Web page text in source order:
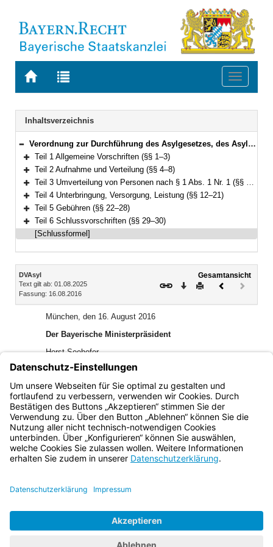
Zur
BAYERN.RECHT
Zur
letzten
Suche
Toggle
Navigation
Inhaltsverzeichnis
Bereich reduzieren
Verordnung zur Durchführung des Asylgesetzes, des Asylbewerberleistungsgesetzes, des Aufnahmegesetzes und des § 12a des Aufenthaltsgesetzes (Asyldurchführungsverordnung – DVAsyl) Vom 16. August 2016 (GVBl. S. 258) BayRS 26-5-1-I (§§ 1–30)
Bereich erweitern
Teil 1 Allgemeine Vorschriften (§§ 1–3)
Bereich erweitern
Teil 2 Aufnahme und Verteilung (§§ 4–8)
Bereich erweitern
Teil 3 Umverteilung von Personen nach § 1 Abs. 1 Nr. 1 (§§ 9–11)
Bereich erweitern
Teil 4 Unterbringung, Versorgung, Leistung (§§ 12–21)
Bereich erweitern
Teil 5 Gebühren (§§ 22–28)
Bereich erweitern
Teil 6 Schlussvorschriften (§§ 29–30)
[Schlussformel]
Inhalt
DVAsyl
Text gilt ab: 01.08.2025
Fassung: 16.08.2016
Gesamtansicht
Download
DruckenVorheriges
(inaktiv)
München, den 16. August 2016
Der Bayerische Ministerpräsident
Horst Seehofer
Bayerisches Staatsministerium für Arbeit und Soziales,
Familie und Integration
Emilia Müller, Staatsministerin
Bayern.de
BayernPortal
Impressum